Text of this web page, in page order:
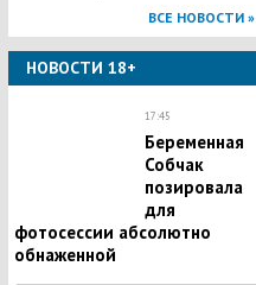
ВСЕ НОВОСТИ »
НОВОСТИ 18+
17:45
Беременная
Собчак
позировала
для
фотосессии абсолютно
обнаженной